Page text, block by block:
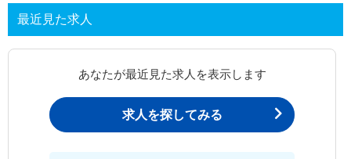
最近見た求人
あなたが最近見た求人を表示します
求人を探してみる